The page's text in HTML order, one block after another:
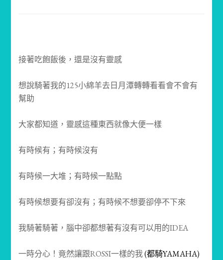
接著吃飽飯後，還是沒有靈感
想說騎著我的125小綿羊去日月潭轉轉看看會不會有
幫助
大家都知道，靈感這種東西就像大便一樣
有時候有；有時候沒有
有時候一大堆；有時候一點點
有時候想要有卻沒有；有時候不想要卻停不下來
我騎著騎著，腦中卻都想著有沒有可以用的IDEA
一時分心！竟然讓跟ROSSI一樣的我(都騎YAMAHA)